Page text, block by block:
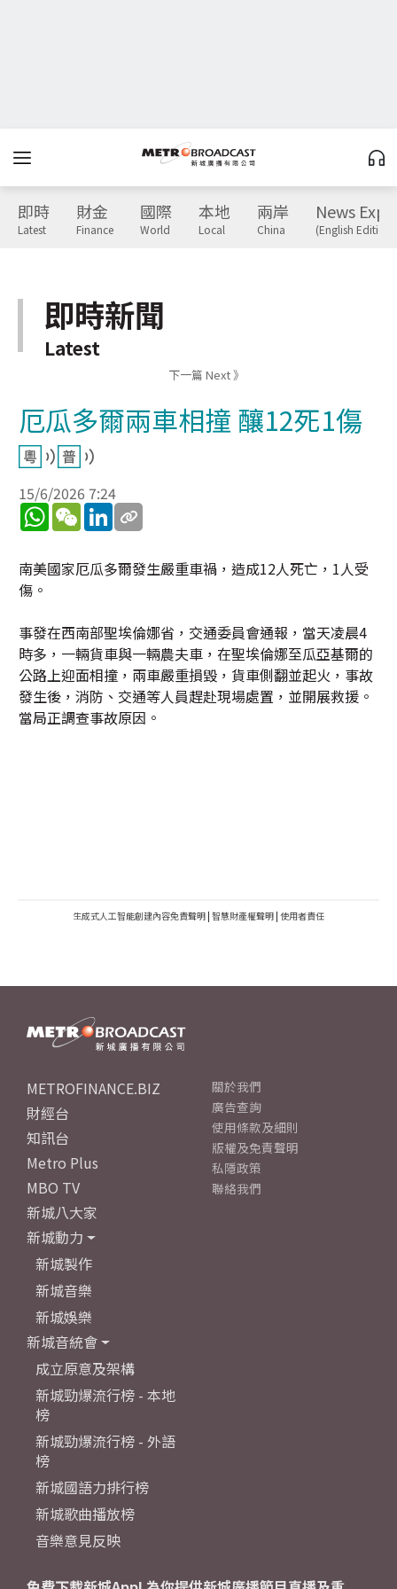
即時
Latest
財金
Finance
國際
World
本地
Local
兩岸
China
News
(English Edition)
即時新聞
Latest
下一篇 Next 》
厄瓜多爾兩車相撞 釀12死1傷
15/6/2026 7:24
WhatsApp
WeChatLinkedIn
南美國家厄瓜多爾發生嚴重車禍，造成12人死亡，1人受
傷。
事發在西南部聖埃倫娜省，交通委員會通報，當天凌晨4
時多，一輛貨車與一輛農夫車，在聖埃倫娜至瓜亞基爾的
公路上迎面相撞，兩車嚴重損毀，貨車側翻並起火，事故
發生後，消防、交通等人員趕赴現場處置，並開展救援。
當局正調查事故原因。
生成式人工智能創建內容免責聲明 | 智慧財產權聲明 | 使用者責任
METROFINANCE.BIZ
財經台
知訊台
Metro Plus
MBO TV
新城八大家
新城動力
新城製作
新城音樂
新城娛樂
新城音統會
成立原意及架構
新城勁爆流行榜 - 本地
榜
新城勁爆流行榜 - 外語
榜
新城國語力排行榜
新城歌曲播放榜
音樂意見反映
關於我們
廣告查詢
使用條款及細則
版權及免責聲明
私隱政策
聯絡我們